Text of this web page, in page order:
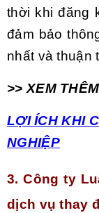
thời khi đăng
đảm bảo
nhất và thuận
>> XEM
LỢI ÍCH KHI
NGHIỆP
3. Công ty
dịch vụ thay